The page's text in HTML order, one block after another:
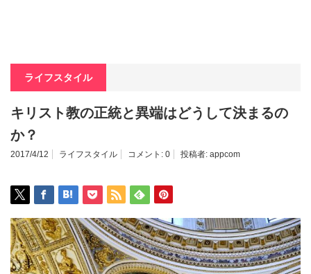
ライフスタイル
キリスト教の正統と異端はどうして決まるの
か？
2017/4/12 ライフスタイル コメント: 0 投稿者: appcom